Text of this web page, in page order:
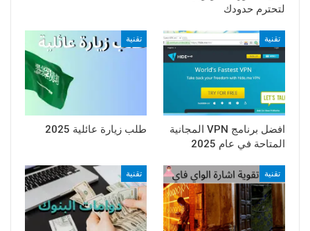
لتحترم حدودك
تقنية
افضل برنامج VPN المجانية
المتاحة في عام 2025
تقنية
طلب زيارة عائلية 2025
تقنية تقنية